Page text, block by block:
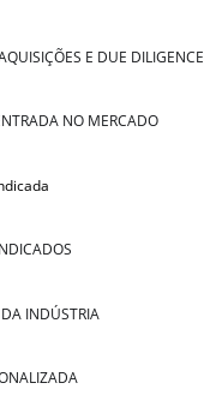
E DUE DILIGENCE
NO MERCADO
INDÚSTRIA